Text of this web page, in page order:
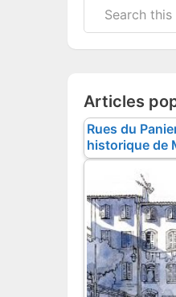
Articles
Rues du
historique de